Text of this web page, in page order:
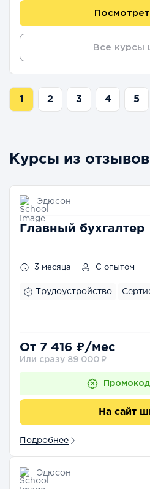
Все курсы
1 2 3 4 5
Курсы из отзывов
Эдюсон
Главный бухгалтер
3 месяца С опытом
Трудоустройство
От 7 416 ₽/мес
Или сразу 89 000 ₽
На сайт
Подробнее
Эдюсон